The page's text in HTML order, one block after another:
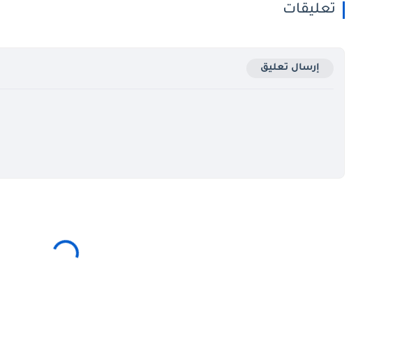
تعليقات
إرسال تعليق